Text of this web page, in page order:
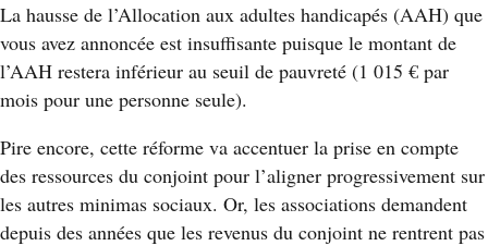
La hausse de l’Allocation aux adultes handicapés (AAH) que
vous avez annoncée est insuffisante puisque le montant de
l’AAH restera inférieur au seuil de pauvreté (1 015 € par
mois pour une personne seule).
Pire encore, cette réforme va accentuer la prise en compte
des ressources du conjoint pour l’aligner progressivement sur
les autres minimas sociaux. Or, les associations demandent
depuis des années que les revenus du conjoint ne rentrent pas